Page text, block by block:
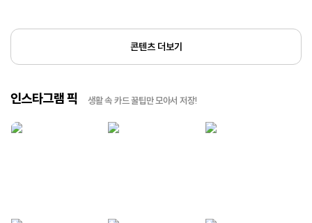
콘텐츠 더보기
인스타그램 픽 생활 속 카드 꿀팁만 모아서 저장!